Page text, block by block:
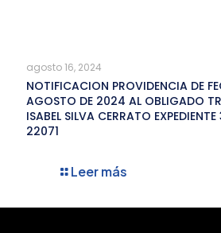
agosto 16, 2024
NOTIFICACION PROVIDENCIA DE
AGOSTO DE 2024 AL OBLIGADO
ISABEL SILVA CERRATO
22071
Leer más